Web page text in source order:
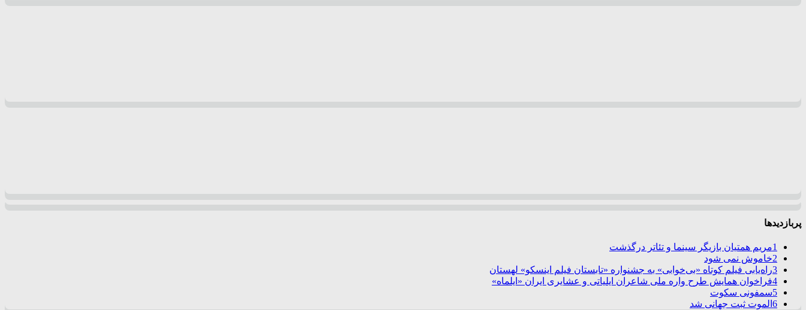
پربازدیدها
1مریم همتیان بازیگر سینما و تئاتر درگذشت
2خاموش نمی شود
3راه‌یابی فیلم کوتاه «بی‌خوابی» به جشنواره «تابستان فیلم اینسکو» لهستان
4فراخوان همایش طرح واره ملی شاعران ایلیاتی و عشایری ایران «ایلماه»
5سمفونی سکوت
6 الموت ثبت جهانی شد